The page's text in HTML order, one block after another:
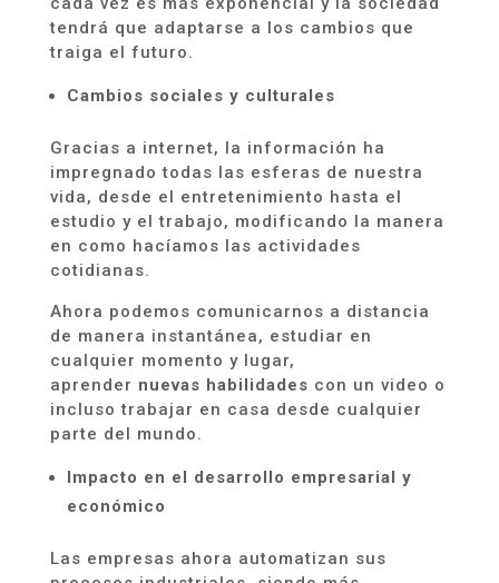
tendrá que adaptarse a los cambios que
traiga el futuro.
Cambios sociales y culturales
Gracias a internet, la información ha
impregnado todas las esferas de nuestra
vida, desde el entretenimiento hasta el
estudio y el trabajo, modificando la manera
en como hacíamos las actividades
cotidianas.
Ahora podemos comunicarnos a distancia
de manera instantánea, estudiar en
cualquier momento y lugar,
aprender nuevas habilidades con un video o
incluso trabajar en casa desde cualquier
parte del mundo.
Impacto en el desarrollo empresarial y
económico
Las empresas ahora automatizan sus